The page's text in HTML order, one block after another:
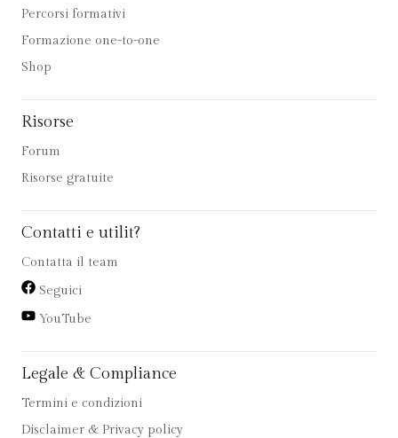
Percorsi formativi
Formazione one-to-one
Shop
Risorse
Forum
Risorse gratuite
Contatti e utilit?
Contatta il team
Seguici
YouTube
Legale & Compliance
Termini e condizioni
Disclaimer & Privacy policy